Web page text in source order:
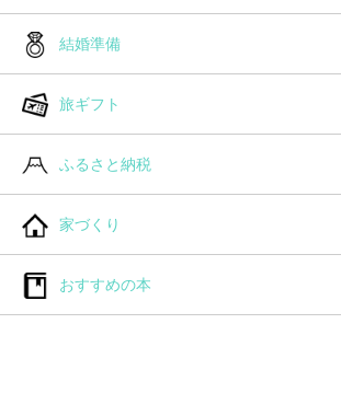
結婚準備
旅ギフト
ふるさと納税
家づくり
おすすめの本